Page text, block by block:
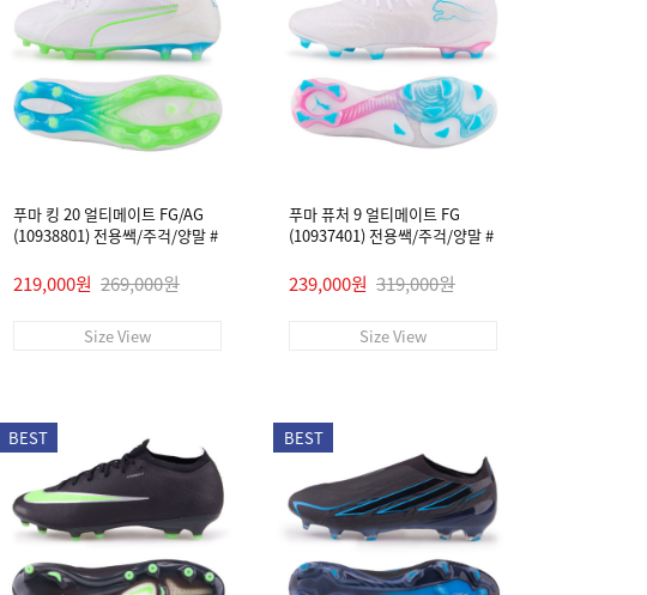
푸마 킹 20 얼티메이트 FG/AG
(10938801) 전용쌕/주걱/양말 #
219,000원 269,000원
Size View
푸마 퓨처 9 얼티메이트 FG
(10937401) 전용쌕/주걱/양말 #
239,000원 319,000원
Size View
BEST BEST